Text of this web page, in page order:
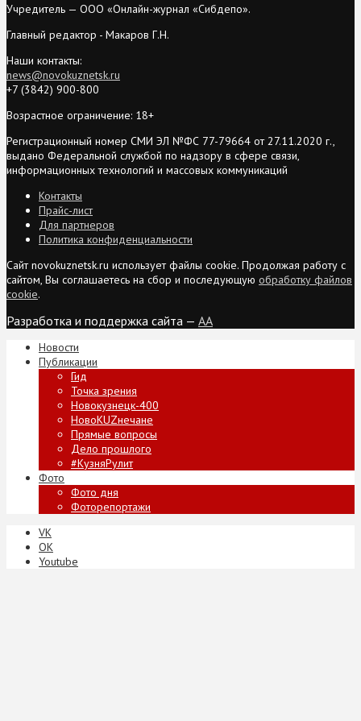
Учредитель — ООО «Онлайн-журнал «Сибдепо».
Главный редактор - Макаров Г.Н.
Наши контакты:
news@novokuznetsk.ru
+7 (3842) 900-800
Возрастное ограничение: 18+
Регистрационный номер СМИ ЭЛ №ФС 77-79664 от 27.11.2020 г.,
выдано Федеральной службой по надзору в сфере связи,
информационных технологий и массовых коммуникаций
Контакты
Прайс-лист
Для партнеров
Политика конфиденциальности
Сайт novokuznetsk.ru использует файлы cookie. Продолжая работу с
сайтом, Вы соглашаетесь на сбор и последующую обработку файлов
cookie.
Разработка и поддержка сайта — AA
Новости
Публикации
Гид
Точка зрения
Новокузнецк-400
НовоKUZнечане
Прямые вопросы
Дело прошлого
#КузняРулит
Фото
Фото дня
Фоторепортажи
VK
ОК
Youtube